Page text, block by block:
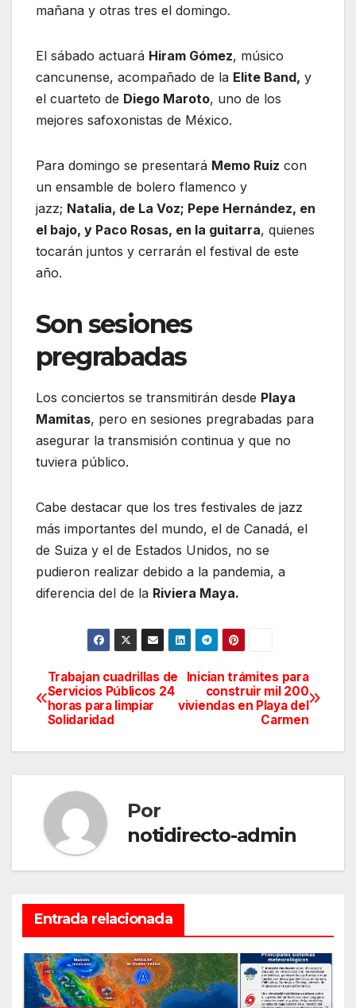
mañana y otras tres el domingo.
El sábado actuará Hiram Gómez, músico
cancunense, acompañado de la Elite Band, y
el cuarteto de Diego Maroto, uno de los
mejores safoxonistas de México.
Para domingo se presentará Memo Ruiz con
un ensamble de bolero flamenco y
jazz; Natalia, de La Voz; Pepe Hernández, en
el bajo, y Paco Rosas, en la guitarra, quienes
tocarán juntos y cerrarán el festival de este
año.
Son sesiones
pregrabadas
Los conciertos se transmitirán desde Playa
Mamitas, pero en sesiones pregrabadas para
asegurar la transmisión continua y que no
tuviera público.
Cabe destacar que los tres festivales de jazz
más importantes del mundo, el de Canadá, el
de Suiza y el de Estados Unidos, no se
pudieron realizar debido a la pandemia, a
diferencia del de la Riviera Maya.
Navegación
de
entradas
Inician trámites para
construir mil 200
viviendas en Playa del
Carmen
Trabajan cuadrillas de
Servicios Públicos 24
horas para limpiar
Solidaridad
Por
notidirecto-admin
Entrada relacionada